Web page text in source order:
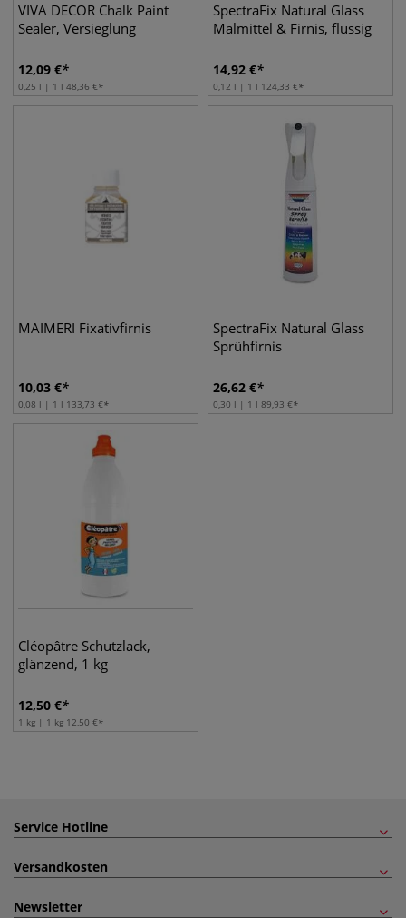
VIVA DECOR Chalk Paint
Sealer, Versieglung
12,09 €
0,25 l | 1 l 48,36 €
SpectraFix Natural Glass
Malmittel & Firnis, flüssig
14,92 €
0,12 l | 1 l 124,33 €
MAIMERI Fixativfirnis
10,03 €
0,08 l | 1 l 133,73 €
SpectraFix Natural Glass
Sprühfirnis
26,62 €
0,30 l | 1 l 89,93 €
Cléopâtre Schutzlack,
glänzend, 1 kg
12,50 €
1 kg | 1 kg 12,50 €
Service Hotline
Versandkosten
Newsletter